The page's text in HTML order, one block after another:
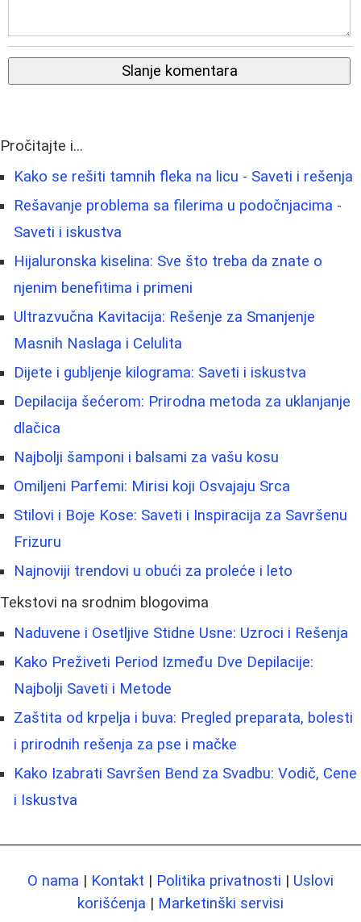
Slanje komentara
Pročitajte i...
Kako se rešiti tamnih fleka na licu - Saveti i rešenja
Rešavanje problema sa filerima u podočnjacima -
Saveti i iskustva
Hijaluronska kiselina: Sve što treba da znate o
njenim benefitima i primeni
Ultrazvučna Kavitacija: Rešenje za Smanjenje
Masnih Naslaga i Celulita
Dijete i gubljenje kilograma: Saveti i iskustva
Depilacija šećerom: Prirodna metoda za uklanjanje
dlačica
Najbolji šamponi i balsami za vašu kosu
Omiljeni Parfemi: Mirisi koji Osvajaju Srca
Stilovi i Boje Kose: Saveti i Inspiracija za Savršenu
Frizuru
Najnoviji trendovi u obući za proleće i leto
Tekstovi na srodnim blogovima
Naduvene i Osetljive Stidne Usne: Uzroci i Rešenja
Kako Preživeti Period Između Dve Depilacije:
Najbolji Saveti i Metode
Zaštita od krpelja i buva: Pregled preparata, bolesti
i prirodnih rešenja za pse i mačke
Kako Izabrati Savršen Bend za Svadbu: Vodič, Cene
i Iskustva
O nama | Kontakt | Politika privatnosti | Uslovi
korišćenja | Marketinški servisi